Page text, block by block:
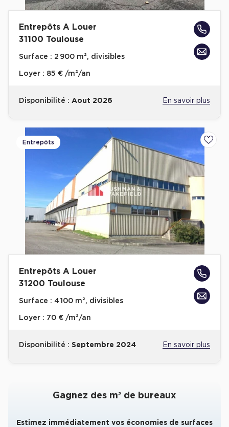
Entrepôts A Louer
31100 Toulouse
Surface : 2 900 m², divisibles
Loyer : 85 € /m²/an
Disponibilité : Aout 2026 En savoir plus
Entrepôts
Entrepôts A Louer
31200 Toulouse
Surface : 4 100 m², divisibles
Loyer : 70 € /m²/an
Disponibilité : Septembre 2024 En savoir plus
Gagnez des m² de bureaux
Estimez immédiatement vos économies de surfaces